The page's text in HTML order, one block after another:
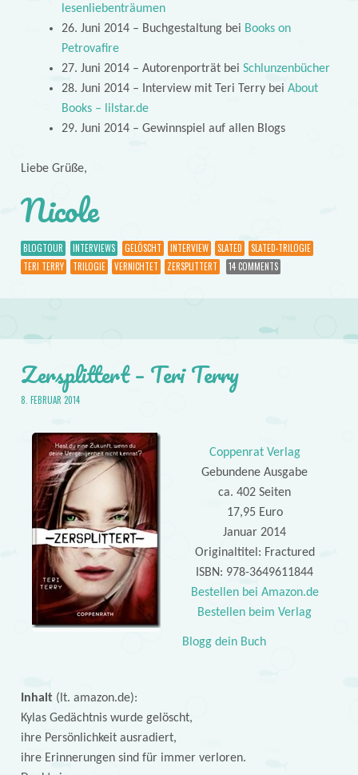
lesenliebenträumen
26. Juni 2014 – Buchgestaltung bei Books on
Petrovafire
27. Juni 2014 – Autorenporträt bei Schlunzenbücher
28. Juni 2014 – Interview mit Teri Terry bei About
Books – lilstar.de
29. Juni 2014 – Gewinnspiel auf allen Blogs
Liebe Grüße,
Nicole
BLOGTOUR INTERVIEWS GELÖSCHT INTERVIEW SLATED
SLATED-TRILOGIE
TERI TERRY
TRILOGIE VERNICHTET ZERSPLITTERT 14 COMMENTS
Zersplittert – Teri Terry
8. FEBRUAR 2014
Coppenrat Verlag
Gebundene Ausgabe
ca. 402 Seiten
17,95 Euro
Januar 2014
Originaltitel: Fractured
ISBN: 978-3649611844
Bestellen bei Amazon.de
Bestellen beim Verlag
Blogg dein Buch
Inhalt (lt. amazon.de):
Kylas Gedächtnis wurde gelöscht,
ihre Persönlichkeit ausradiert,
ihre Erinnerungen sind für immer verloren.